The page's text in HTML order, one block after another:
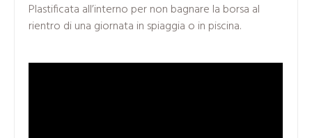
Plastificata all’interno per non bagnare la borsa al
rientro di una giornata in spiaggia o in piscina.